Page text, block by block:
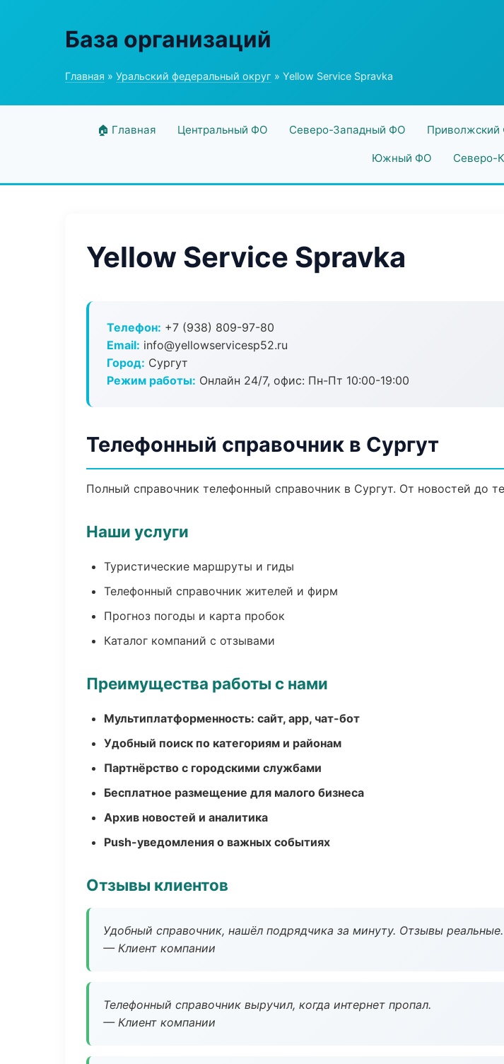
База организаций
Главная » Уральский федеральный округ » Yellow Service Spravka
🏠 Главная Центральный ФО Северо-Западный ФО
Южный ФО Северо-
Yellow Service Spravka
Телефон: +7 (938) 809-97-80
Email: info@yellowservicesp52.ru
Город: Сургут
Режим работы: Онлайн 24/7, офис: Пн-Пт 10:00-19:00
Телефонный справочник в Сургут
Полный справочник телефонный справочник в Сургут. От новостей до
Наши услуги
Туристические маршруты и гиды
Телефонный справочник жителей и фирм
Прогноз погоды и карта пробок
Каталог компаний с отзывами
Преимущества работы с нами
Мультиплатформенность: сайт, app, чат-бот
Удобный поиск по категориям и районам
Партнёрство с городскими службами
Бесплатное размещение для малого бизнеса
Архив новостей и аналитика
Push-уведомления о важных событиях
Отзывы клиентов
Удобный справочник, нашёл подрядчика за минуту. Отзывы реальные.
— Клиент компании
Телефонный справочник выручил, когда интернет пропал.
— Клиент компании